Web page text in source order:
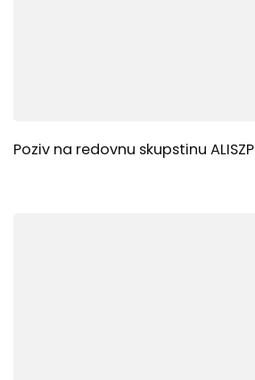
Poziv na redovnu skupstinu ALISZP